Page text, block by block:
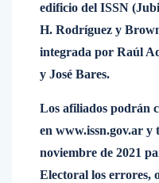
edificio del ISSN
H. Rodríguez y
integrada por Raúl
y José Bares.
Los afiliados podrán
en www.issn.gov.ar y
noviembre de 2021
Electoral los errores,